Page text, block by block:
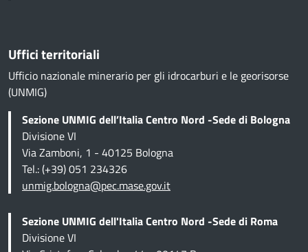
Uffici territoriali
Ufficio nazionale minerario per gli idrocarburi e le georisorse
(UNMIG)
Sezione UNMIG dell’Italia Centro Nord -Sede di Bologna
Divisione VI
Via Zamboni, 1 - 40125 Bologna
Tel.: (+39) 051 234326
unmig.bologna@pec.mase.gov.it
Sezione UNMIG dell'Italia Centro Nord -Sede di Roma
Divisione VI